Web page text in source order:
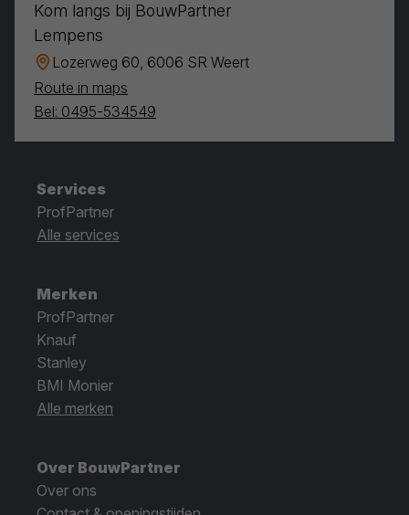
Kom langs bij BouwPartner
Lempens
Lozerweg 60, 6006 SR Weert
Route in maps
Bel: 0495-534549
Services
ProfPartner
Alle services
Merken
ProfPartner
Knauf
Stanley
BMI Monier
Alle merken
Over BouwPartner
Over ons